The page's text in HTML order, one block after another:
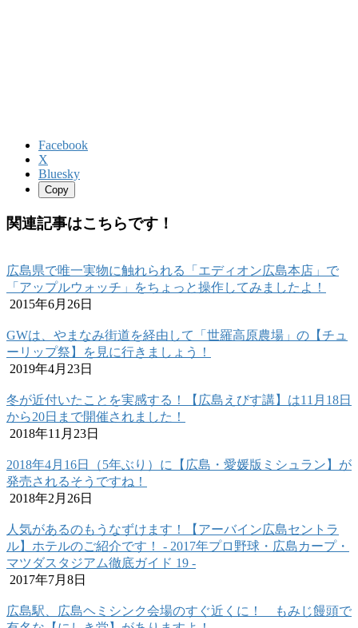
Facebook
X
Bluesky
Copy
関連記事はこちらです！
広島県で唯一実物に触れられる「エディオン広島本店」で
「アップルウォッチ」をちょっと操作してみましたよ！
2015年6月26日
GWは、やまなみ街道を経由して「世羅高原農場」の【チュ
ーリップ祭】を見に行きましょう！
2019年4月23日
冬が近付いたことを実感する！【広島えびす講】は11月18日
から20日まで開催されました！
2018年11月23日
2018年4月16日（5年ぶり）に【広島・愛媛版ミシュラン】が
発売されるそうですね！
2018年2月26日
人気があるのもうなずけます！【アーバイン広島セントラ
ル】ホテルのご紹介です！ ‐ 2017年プロ野球・広島カープ・
マツダスタジアム徹底ガイド 19 ‐
2017年7月8日
広島駅、広島ヘミシンク会場のすぐ近くに！ もみじ饅頭で